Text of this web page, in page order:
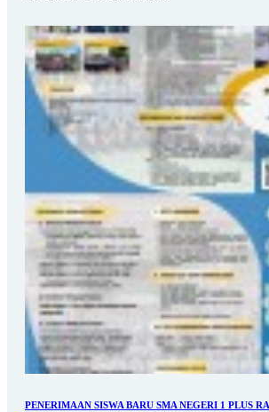
PENERIMAAN SISWA BARU SMA NEGERI 1 PLUS